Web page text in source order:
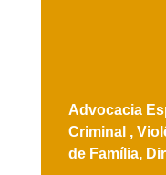
Advocacia
Criminal ,
de Família,